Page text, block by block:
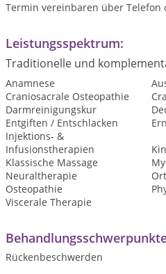
Termin vereinbaren über Telefon
Leistungsspektrum:
Traditionelle und
Anamnese
Craniosacrale Osteopathie
Darmreinigungskur
Entgiften / Entschlacken
Injektions- &
Infusionstherapien
Klassische Massage
Neuraltherapie
Osteopathie
Viscerale Therapie
Rückenbeschwerden